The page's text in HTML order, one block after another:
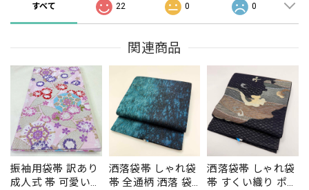
すべて 22 0 0
関連商品
振袖用袋帯 訳あり
成人式 帯 可愛い
洒落袋帯 しゃれ袋
帯 全通柄 洒落 袋
洒落袋帯 しゃれ袋
帯 すくい織り ポイ